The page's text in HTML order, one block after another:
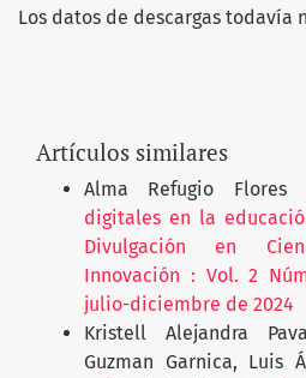
Los datos de descargas todavía
Artículos similares
Alma Refugio Flores
digitales en la
Divulgación en
Innovación : Vol. 2
julio-diciembre de 2024
Kristell Alejandra
Guzman Garnica, Luis